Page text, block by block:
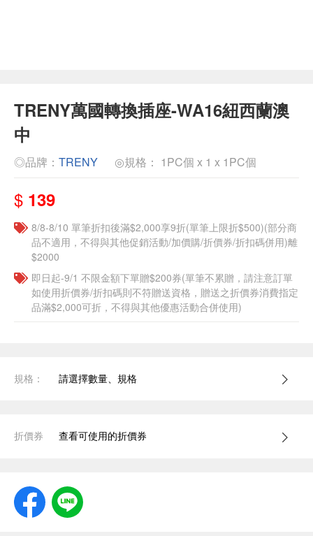
TRENY萬國轉換插座-WA16紐西蘭澳
中
◎品牌： TRENY ◎規格： 1PC個 x 1 x 1PC個
$ 139
8/8-8/10 單筆折扣後滿$2,000享9折(單筆上限折$500)(部分商
品不適用，不得與其他促銷活動/加價購/折價券/折扣碼併用)離
$2000
即日起-9/1 不限金額下單贈$200券(單筆不累贈，請注意訂單
如使用折價券/折扣碼則不符贈送資格，贈送之折價券消費指定
品滿$2,000可折，不得與其他優惠活動合併使用)
規格： 請選擇數量、規格
折價券 查看可使用的折價券